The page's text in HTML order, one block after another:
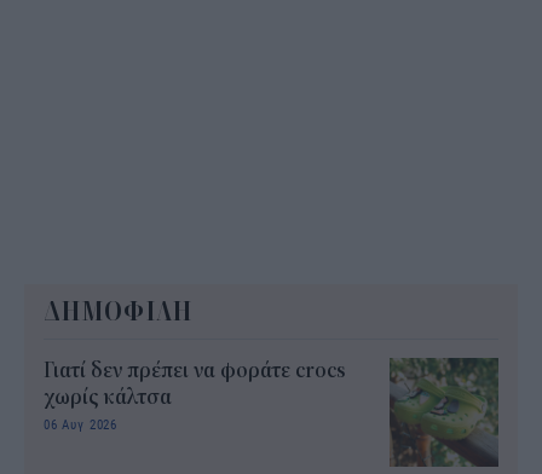
ΔΗΜΟΦΙΛΗ
Γιατί δεν πρέπει να φοράτε crocs
χωρίς κάλτσα
06 Αυγ 2026